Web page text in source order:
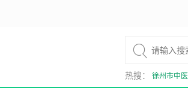

热搜： 徐州市中